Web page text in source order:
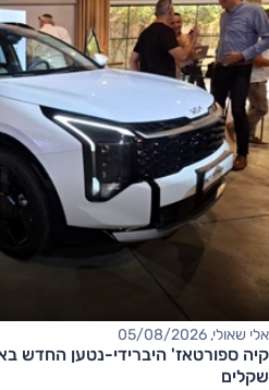
אלי שאולי, 05/08/2026
שקלים